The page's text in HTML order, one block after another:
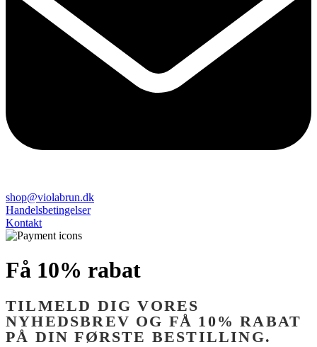
shop@violabrun.dk
Handelsbetingelser
Kontakt
Få 10% rabat
TILMELD DIG VORES
NYHEDSBREV OG FÅ 10% RABAT
PÅ DIN FØRSTE BESTILLING.